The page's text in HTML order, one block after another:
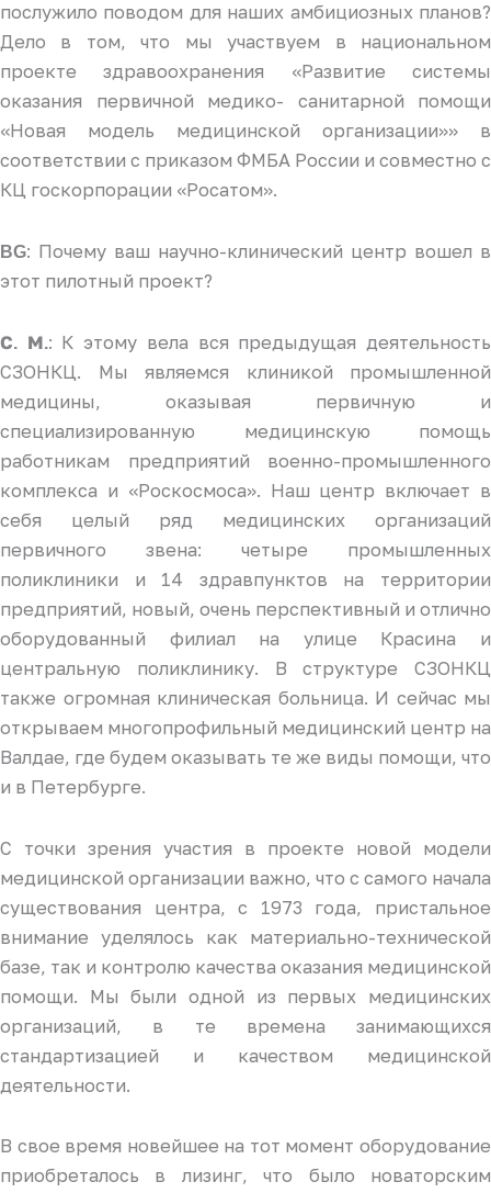
послужило поводом для наших амбициозных планов?
Дело в том, что мы участвуем в национальном
проекте здравоохранения «Развитие системы
оказания первичной медико- санитарной помощи
«Новая модель медицинской организации»» в
соответствии с приказом ФМБА России и совместно с
КЦ госкорпорации «Росатом».
BG: Почему ваш научно-клинический центр вошел в
этот пилотный проект?
С. М.: К этому вела вся предыдущая деятельность
СЗОНКЦ. Мы являемся клиникой промышленной
медицины, оказывая первичную и
специализированную медицинскую помощь
работникам предприятий военно-промышленного
комплекса и «Роскосмоса». Наш центр включает в
себя целый ряд медицинских организаций
первичного звена: четыре промышленных
поликлиники и 14 здравпунктов на территории
предприятий, новый, очень перспективный и отлично
оборудованный филиал на улице Красина и
центральную поликлинику. В структуре СЗОНКЦ
также огромная клиническая больница. И сейчас мы
открываем многопрофильный медицинский центр на
Валдае, где будем оказывать те же виды помощи, что
и в Петербурге.
С точки зрения участия в проекте новой модели
медицинской организации важно, что с самого начала
существования центра, с 1973 года, пристальное
внимание уделялось как материально-технической
базе, так и контролю качества оказания медицинской
помощи. Мы были одной из первых медицинских
организаций, в те времена занимающихся
стандартизацией и качеством медицинской
деятельности.
В свое время новейшее на тот момент оборудование
приобреталось в лизинг, что было новаторским